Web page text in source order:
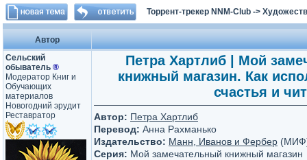
Торрент-трекер NNM-Club ->
Автор
Сельский
обыватель ®
Модератор Книг и
Обучающих
материалов
Новогодний эрудит
Реставратор
Петра Хартлиб | Мой
книжный магазин. Как
счастья и
Автор: Петра Хартлиб
Перевод: Анна Рахманько
Издательство: Манн, Иванов и Фербер
Серия: Мой замечательный книжный магазин